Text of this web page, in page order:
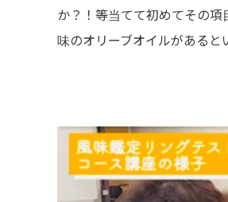
か？！等当てて初めてその
味のオリーブオイルがあると